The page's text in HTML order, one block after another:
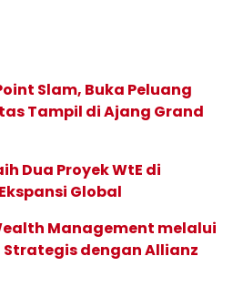
Slam, Buka Peluang
Tampil di Ajang Grand
Dua Proyek WtE di
Global
Management melalui
dengan Allianz